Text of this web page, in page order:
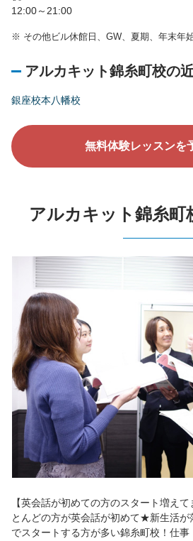
12:00～21:00
※ その他ビル休館日、GW、夏期、年末年
アルカキット錦糸町校の
銀座校本八幡校
無料体験レッスンを
アルカキット錦糸町
【英会話が初めての方のスタート増え
とんどの方が英会話が初めて★新生活が
でスタートする方が多い錦糸町校！仕